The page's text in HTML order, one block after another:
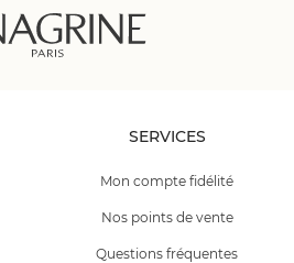
SERVICES
Mon compte fidélité
Nos points de vente
Questions fréquentes